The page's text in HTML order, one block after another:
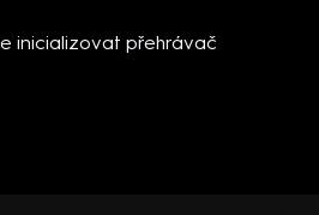
inicializovat přehrávač